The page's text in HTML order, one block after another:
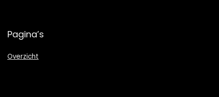
Pagina’s
Overzicht